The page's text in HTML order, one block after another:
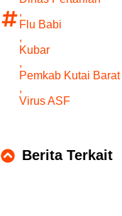
,
Flu Babi
,
Kubar
,
Pemkab Kutai Barat
,
Virus ASF
Berita Terkait